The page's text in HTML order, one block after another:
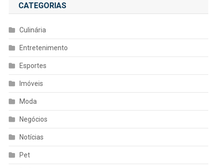
CATEGORIAS
Culinária
Entretenimento
Esportes
Imóveis
Moda
Negócios
Notícias
Pet